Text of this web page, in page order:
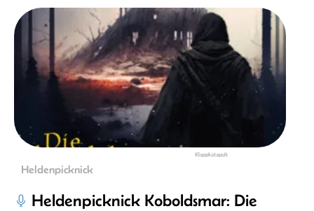
Klappkatapult
Heldenpicknick
Heldenpicknick Koboldsmar: Die